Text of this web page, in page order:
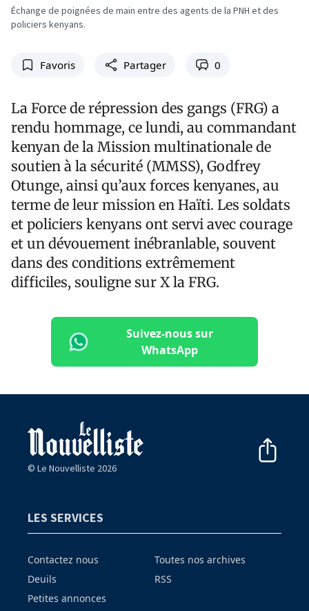
Échange de poignées de main entre des agents de la PNH et des
policiers kenyans.
Favoris Partager 0
La Force de répression des gangs (FRG) a
rendu hommage, ce lundi, au commandant
kenyan de la Mission multinationale de
soutien à la sécurité (MMSS), Godfrey
Otunge, ainsi qu’aux forces kenyanes, au
terme de leur mission en Haïti. Les soldats
et policiers kenyans ont servi avec courage
et un dévouement inébranlable, souvent
dans des conditions extrêmement
difficiles, souligne sur X la FRG.
Suivez-nous sur
WhatsApp
© Le Nouvelliste 2026
LES SERVICES
Contactez nous
Deuils
Petites annonces
Toutes nos archives
RSS